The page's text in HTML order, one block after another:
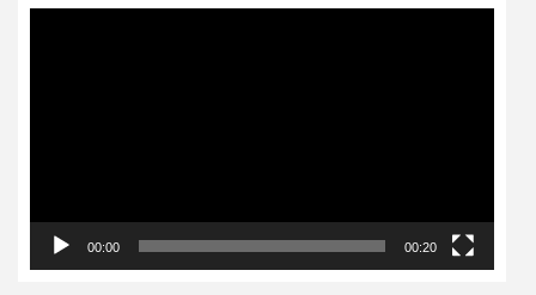
00:00 00:20